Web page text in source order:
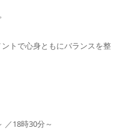
トで心身ともにバランスを整
／18時30分～